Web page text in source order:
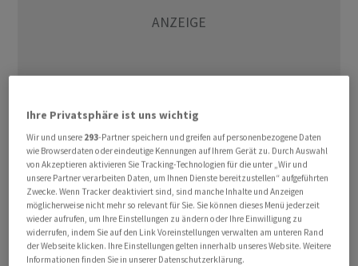
Die Schweizer Hotellerie hat im August erneut mehr
Gäste empfangen. Zusammen mit den beiden
Vormonaten ergibt sich damit ein Rekordsommer, wie
die definitiven Zahlen des Bundesamts für Statistik
(BFS) vom Freitag zeigen.
Ihre Privatsphäre ist uns wichtig
Wir und unsere 293-Partner speichern und greifen auf personenbezogene Daten
wie Browserdaten oder eindeutige Kennungen auf Ihrem Gerät zu. Durch Auswahl
von Akzeptieren aktivieren Sie Tracking-Technologien für die unter „Wir und
unsere Partner verarbeiten Daten, um Ihnen Dienste bereitzustellen“ aufgeführten
Zwecke. Wenn Tracker deaktiviert sind, sind manche Inhalte und Anzeigen
möglicherweise nicht mehr so relevant für Sie. Sie können dieses Menü jederzeit
wieder aufrufen, um Ihre Einstellungen zu ändern oder Ihre Einwilligung zu
widerrufen, indem Sie auf den Link Voreinstellungen verwalten am unteren Rand
der Webseite klicken. Ihre Einstellungen gelten innerhalb unseres Website. Weitere
Informationen finden Sie in unserer Datenschutzerklärung.